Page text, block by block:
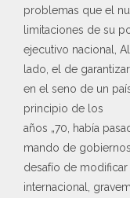
problemas que el
limitaciones de su
ejecutivo nacional,
lado, el de
en el seno de un
principio de los
años „70, había
mando de
desafío de
internacional,